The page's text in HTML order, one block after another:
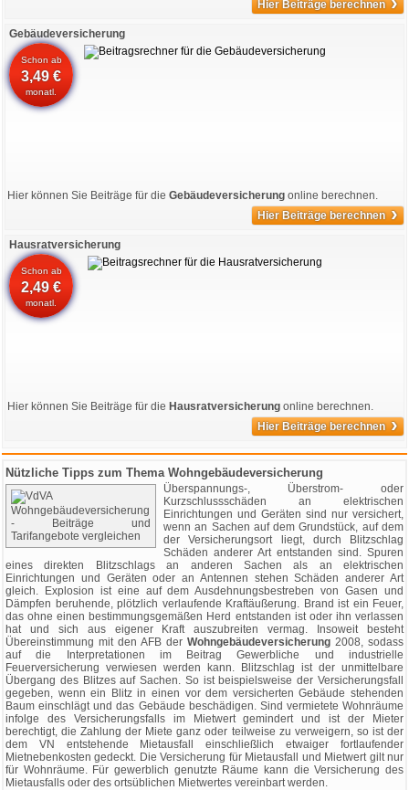
Hier Beiträge berechnen
Gebäudeversicherung
Schon ab
3,49 €
monatl.
Hier können Sie Beiträge für die Gebäudeversicherung online berechnen.
Hier Beiträge berechnen ›
Hausratversicherung
Schon ab
2,49 €
monatl.
Hier können Sie Beiträge für die Hausratversicherung online berechnen.
Hier Beiträge berechnen ›
Nützliche Tipps zum Thema Wohngebäudeversicherung
Überspannungs-, Überstrom- oder
Kurzschlussschäden an elektrischen
Einrichtungen und Geräten sind nur versichert,
wenn an Sachen auf dem Grundstück, auf dem
der Versicherungsort liegt, durch Blitzschlag
Schäden anderer Art entstanden sind. Spuren
eines direkten Blitzschlags an anderen Sachen als an elektrischen
Einrichtungen und Geräten oder an Antennen stehen Schäden anderer Art
gleich. Explosion ist eine auf dem Ausdehnungsbestreben von Gasen und
Dämpfen beruhende, plötzlich verlaufende Kraftäußerung. Brand ist ein Feuer,
das ohne einen bestimmungsgemäßen Herd entstanden ist oder ihn verlassen
hat und sich aus eigener Kraft auszubreiten vermag. Insoweit besteht
Übereinstimmung mit den AFB der Wohngebäudeversicherung 2008, sodass
auf die Interpretationen im Beitrag Gewerbliche und industrielle
Feuerversicherung verwiesen werden kann. Blitzschlag ist der unmittelbare
Übergang des Blitzes auf Sachen. So ist beispielsweise der Versicherungsfall
gegeben, wenn ein Blitz in einen vor dem versicherten Gebäude stehenden
Baum einschlägt und das Gebäude beschädigen. Sind vermietete Wohnräume
infolge des Versicherungsfalls im Mietwert gemindert und ist der Mieter
berechtigt, die Zahlung der Miete ganz oder teilweise zu verweigern, so ist der
dem VN entstehende Mietausfall einschließlich etwaiger fortlaufender
Mietnebenkosten gedeckt. Die Versicherung für Mietausfall und Mietwert gilt nur
für Wohnräume. Für gewerblich genutzte Räume kann die Versicherung des
Mietausfalls oder des ortsüblichen Mietwertes vereinbart werden.